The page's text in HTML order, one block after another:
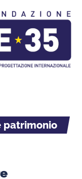
patrimonio